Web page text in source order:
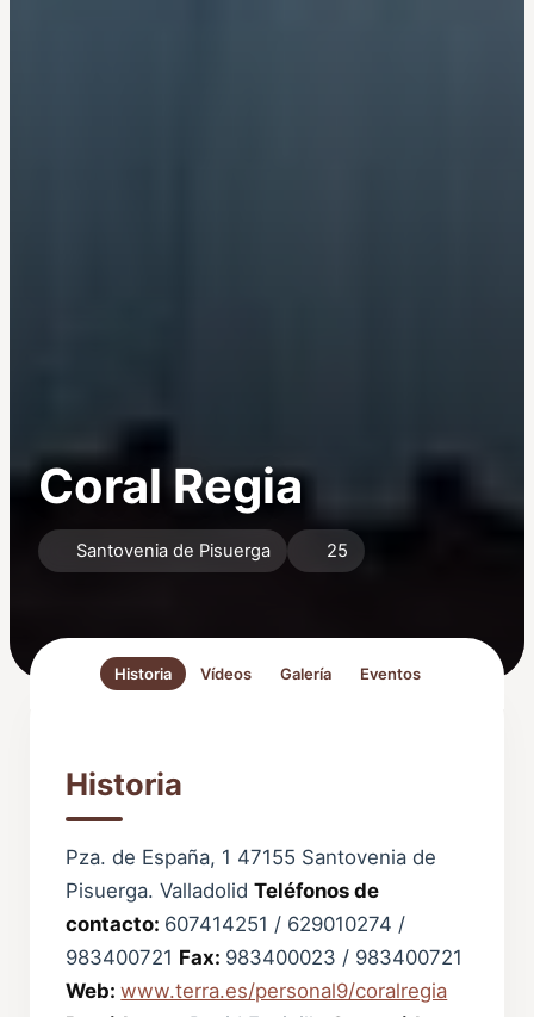
Coral Regia
Santovenia de Pisuerga 25
Historia Vídeos Galería Eventos
Historia
Pza. de España, 1 47155 Santovenia de
Pisuerga. ValladolidTeléfonos de
contacto: 607414251 / 629010274 /
983400721 Fax: 983400023 / 983400721
Web:www.terra.es/personal9/coralregia